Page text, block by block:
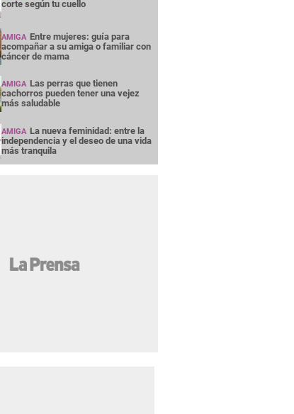
corte según tu cuello
AMIGA Entre mujeres: guía para
acompañar a su amiga o familiar con
cáncer de mama
AMIGA Las perras que tienen
cachorros pueden tener una vejez
más saludable
AMIGA La nueva feminidad: entre la
independencia y el deseo de una vida
más tranquila